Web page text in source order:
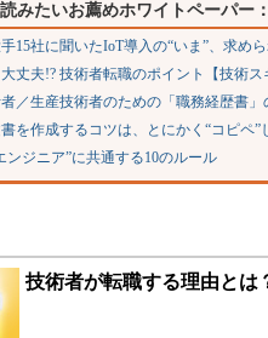
みたいお薦めホワイトペーパー：
15社に聞いたIoT導入の“いま”、求め
丈夫!? 技術者転職のポイント【技術ス
／生産技術者のための「職務経歴書」
を作成するコツは、とにかく“コピペ
ンジニア”に共通する10のルール
技術者が転職する理由とは